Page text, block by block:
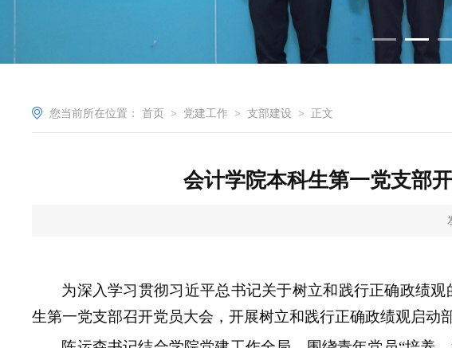
您当前所在位置：首页 > 党建工作 > 支部建设 > 正文
会计学院本科生第一党支部
为深入学习贯彻习近平总书记关于树立和践行正确政绩
生第一党支部召开党员大会，开展树立和践行正确政绩观启动